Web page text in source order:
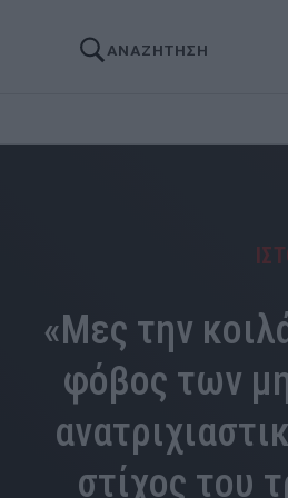
ΑΝΑΖΗΤΗΣΗ
«Μες την
φόβος των
στίχος του